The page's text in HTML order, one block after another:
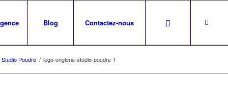
Blog Contactez-nous
Poudré / logo-onglerie-studio-poudre-1